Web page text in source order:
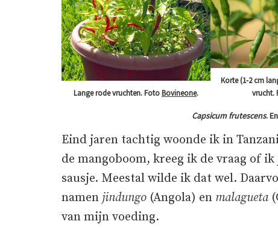
Lange rode vruchten. FotoBovineone.
Korte (1-2 cm
vrucht.
Capsicum frutescens.
Eind jaren tachtig woonde ik in
de mangoboom, kreeg ik de vraag of ik
sausje. Meestal wilde ik dat wel.
namen jindungo (Angola) en malagueta
van mijn voeding.